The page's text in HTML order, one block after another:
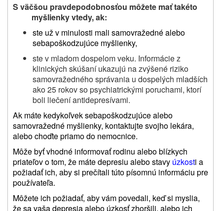
S väčšou pravdepodobnosťou môžete mať takéto
myšlienky vtedy, ak:
ste už v minulosti mali samovražedné alebo
sebapoškodzujúce myšlienky,
ste v mladom dospelom veku. Informácie z
klinických skúšaní ukazujú na zvýšené riziko
samovražedného správania u dospelých mladších
ako 25 rokov so psychiatrickými poruchami, ktorí
boli liečení antidepresívami.
Ak máte kedykoľvek sebapoškodzujúce alebo
samovražedné myšlienky, kontaktujte svojho lekára,
alebo choďte priamo do nemocnice.
Môže byť vhodné informovať rodinu alebo blízkych
priateľov o tom, že máte depresiu alebo stavy úzkosti a
požiadať ich, aby si prečítali túto písomnú informáciu pre
používateľa.
Môžete ich požiadať, aby vám povedali, keď si myslia,
že sa vaša depresia alebo úzkosť zhoršili, alebo ich